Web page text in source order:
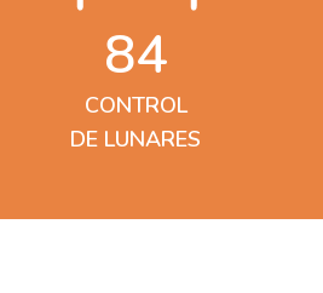
84
CONTROL
DE LUNARES